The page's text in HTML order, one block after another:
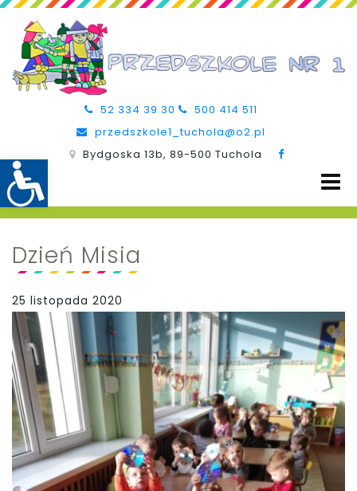
52 334 39 30
500 414 511
przedszkole1_tuchola@o2.pl
Bydgoska 13b, 89-500 Tuchola
Dzień Misia
25 listopada 2020